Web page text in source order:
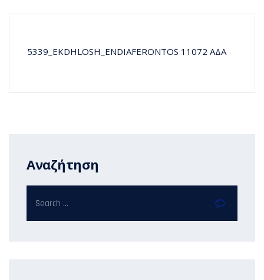
5339_EKDHLOSH_ENDIAFERONTOS 11072 ΑΔΑ
Αναζήτηση